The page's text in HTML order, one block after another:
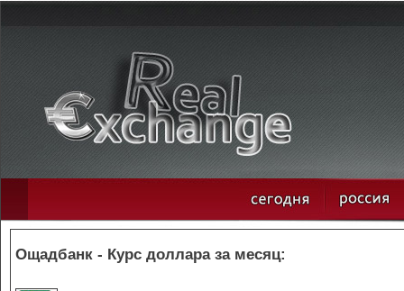
Ощадбанк - Курс доллара за месяц: